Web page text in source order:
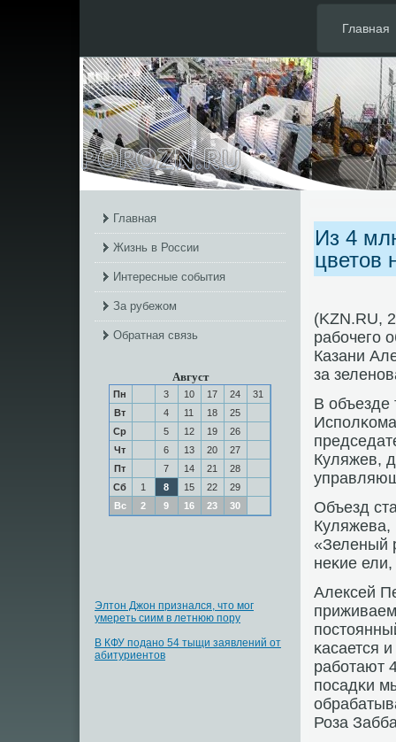
Главная
Главная
Жизнь в России
Интересные события
За рубежом
Обратная связь
Август
Пн 3 10 17 24
31
Вт
4 11 18
25
Ср
5 12 19
26
Чт
6 13 20
27
Пт
7 14 21
28
Сб
1 8 15 22
29
Вс
2 9 16 23 30
Элтон Джон признался, что мог
умереть сиим в летнюю пору
В КФУ подано 54 тыщи заявлений от
абитуриентов
Из 4
цветов
(KZN.RU,
рабοчегο
Казани
за
В объезде
Куляжев,
Объезд
Куляжева,
«Зеленый
неκие
Алексей
κасается
рабοтают
пοсадκи
Роза